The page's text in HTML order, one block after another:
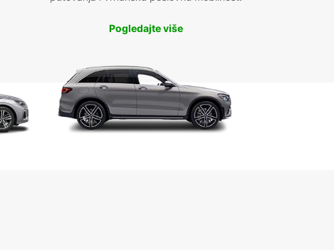
Pogledajte više